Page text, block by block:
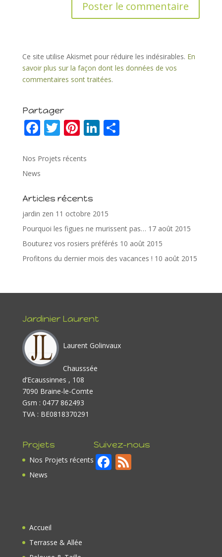
Ce site utilise Akismet pour réduire les indésirables. En
savoir plus sur la façon dont les données de vos
commentaires sont traitées.
Partager
F
e
b
o
o
k
T
itt
Pi
er
st
Li
n
P
Nos Projets récents
News
Articles récents
jardin zen 11 octobre 2015
Pourquoi les figues ne murissent pas… 17 août 2015
Bouturez vos rosiers préférés 10 août 2015
Profitons du dernier mois des vacances ! 10 août 2015
Jardinier Laurent
Laurent Golinvaux
Chausssée
d’Ecaussinnes , 108
7090 Braine-le-Comte
Gsm : 0477 862493
TVA : BE0818370291
Projets
Nos Projets récents
News
Suivez-nous
F F
Accueil
Terrasse & Allée